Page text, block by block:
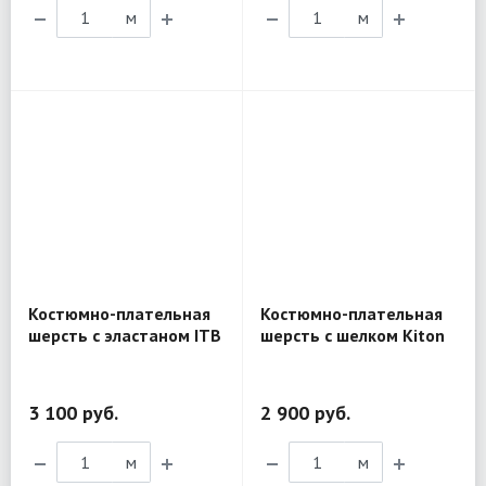
м м
Костюмно-плательная
шерсть с эластаном ITB
3 100 руб.
м
Костюмно-плательная
шерсть с шелком Kiton
2 900 руб.
м